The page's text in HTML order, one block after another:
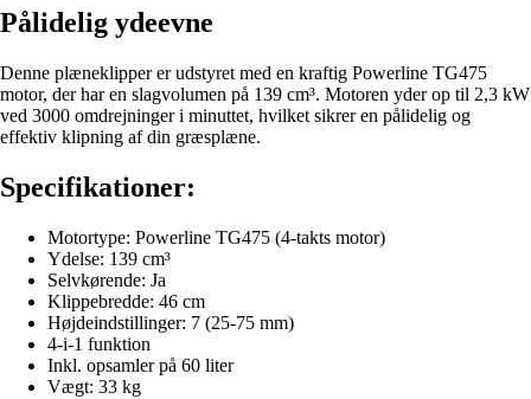
Pålidelig ydeevne
Denne plæneklipper er udstyret med en kraftig Powerline TG475
motor, der har en slagvolumen på 139 cm³. Motoren yder op til 2,3 kW
ved 3000 omdrejninger i minuttet, hvilket sikrer en pålidelig og
effektiv klipning af din græsplæne.
Specifikationer:
Motortype: Powerline TG475 (4-takts motor)
Ydelse: 139 cm³
Selvkørende: Ja
Klippebredde: 46 cm
Højdeindstillinger: 7 (25-75 mm)
4-i-1 funktion
Inkl. opsamler på 60 liter
Vægt: 33 kg